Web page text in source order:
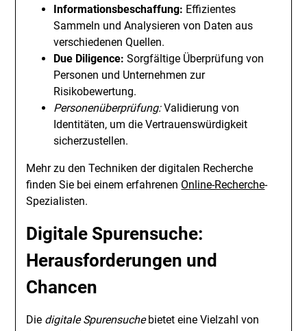
Informationsbeschaffung: Effizientes
Sammeln und Analysieren von Daten aus
verschiedenen Quellen.
Due Diligence: Sorgfältige Überprüfung von
Personen und Unternehmen zur
Risikobewertung.
Personenüberprüfung:Validierung von
Identitäten, um die Vertrauenswürdigkeit
sicherzustellen.
Mehr zu den Techniken der digitalen Recherche
finden Sie bei einem erfahrenen Online-Recherche-
Spezialisten.
Digitale Spurensuche:
Herausforderungen und
Chancen
Die digitale Spurensuchebietet eine Vielzahl von